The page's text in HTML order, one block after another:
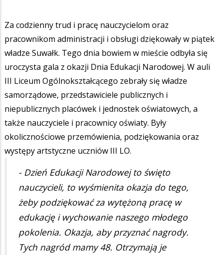
Za codzienny trud i pracę nauczycielom oraz
pracownikom administracji i obsługi dziękowały w piątek
władze Suwałk. Tego dnia bowiem w mieście odbyła się
uroczysta gala z okazji Dnia Edukacji Narodowej. W auli
III Liceum Ogólnokształcącego zebrały się władze
samorządowe, przedstawiciele publicznych i
niepublicznych placówek i jednostek oświatowych, a
także nauczyciele i pracownicy oświaty. Były
okolicznościowe przemówienia, podziękowania oraz
występy artstyczne uczniów III LO.
- Dzień Edukacji Narodowej to święto
nauczycieli, to wyśmienita okazja do tego,
żeby podziękować za wytężoną pracę w
edukację i wychowanie naszego młodego
pokolenia. Okazja, aby przyznać nagrody.
Tych nagród mamy 48. Otrzymają je